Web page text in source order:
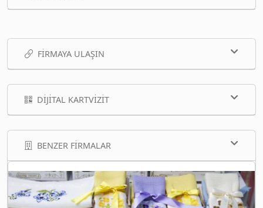
FIRMAYA ULAŞIN
DIJITAL KARTVIZIT
BENZER FIRMALAR